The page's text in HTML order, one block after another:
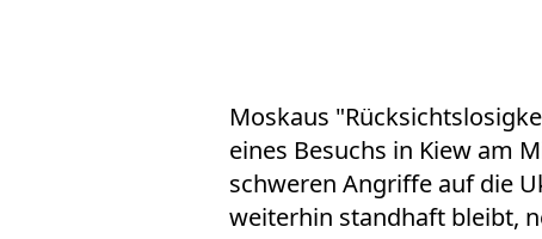
Moskaus
eines Besuchs in Kiew am
schweren Angriffe auf die
weiterhin standhaft bleibt,